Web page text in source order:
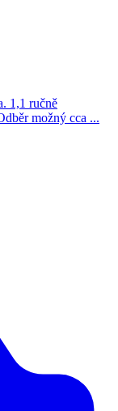
1,1 ručně
možný cca ...